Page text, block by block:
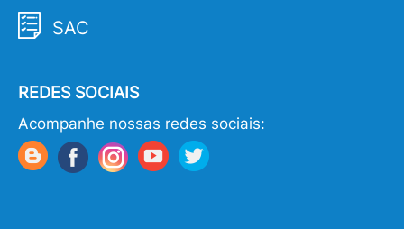
SAC
REDES SOCIAIS
Acompanhe nossas redes sociais: